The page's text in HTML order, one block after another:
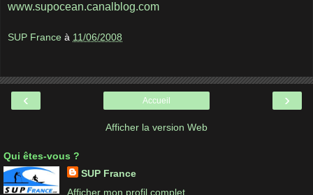
www.supocean.canalblog.com
SUP France à 11/06/2008
‹ ›
Accueil
Afficher la version Web
Qui êtes-vous ?
SUP France
Afficher mon profil complet